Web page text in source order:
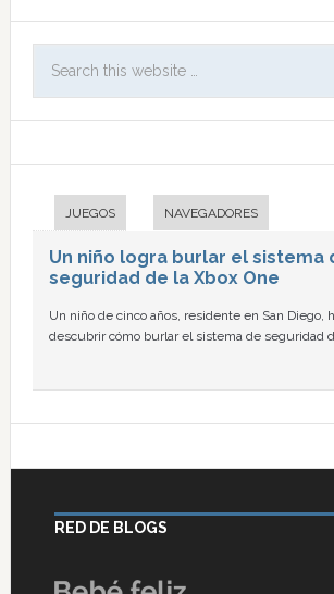
JUEGOS NAVEGADORES
Un niño logra burlar el sistema
seguridad de la Xbox One
Un niño de cinco años, residente en San Diego,
descubrir cómo burlar el sistema de seguridad
RED DE BLOGS